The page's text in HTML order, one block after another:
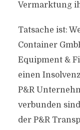
Vermarktung
Tatsache ist:
Container
Equipment &
einen
P&R
verbunden
der P&R